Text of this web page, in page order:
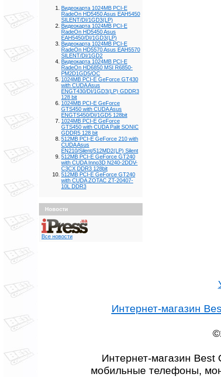
Видеокарта 1024MB PCI-E
RadeOn HD5450 Asus EAH5450
SILENT/DI/1GD3(LP)
Видеокарта 1024MB PCI-E
RadeOn HD5450 Asus
EAH5450/DI/1GD3(LP)
Видеокарта 1024MB PCI-E
RadeOn HD5570 Asus EAH5570
SILENT/DI/1GD2
Видеокарта 1024MB PCI-E
RadeOn HD6850 MSI R6850-
PM2D1GD5/OC
1024MB PCI-E GeForce GT430
with CUDA Asus
ENGT430/DI/1GD3(LP) GDDR3
128 bit
1024MB PCI-E GeForce
GTS450 with CUDA Asus
ENGTS450/DI/1GD5 128bit
1024MB PCI-E GeForce
GTS450 with CUDA Palit SONIC
GDDR5 128 bit
512MB PCI-E GeForce 210 with
CUDA Asus
EN210/Silent/512MD2(LP) Silent
512MB PCI-E GeForce GT240
with CUDA Inno3D N240-2DDV-
C3CX DDR3 128bit
512MB PCI-E GeForce GT240
with CUDA ZOTAC ZT-20407-
10L DDR3
Новости
Все новости
Интернет-магазин
Интернет-магазин Best
мобильные телефоны,